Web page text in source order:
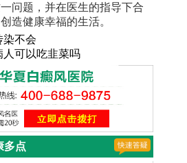
问题，并在医生的指导下合
造健康幸福的生活。
染不会
人可以吃韭菜吗
多点